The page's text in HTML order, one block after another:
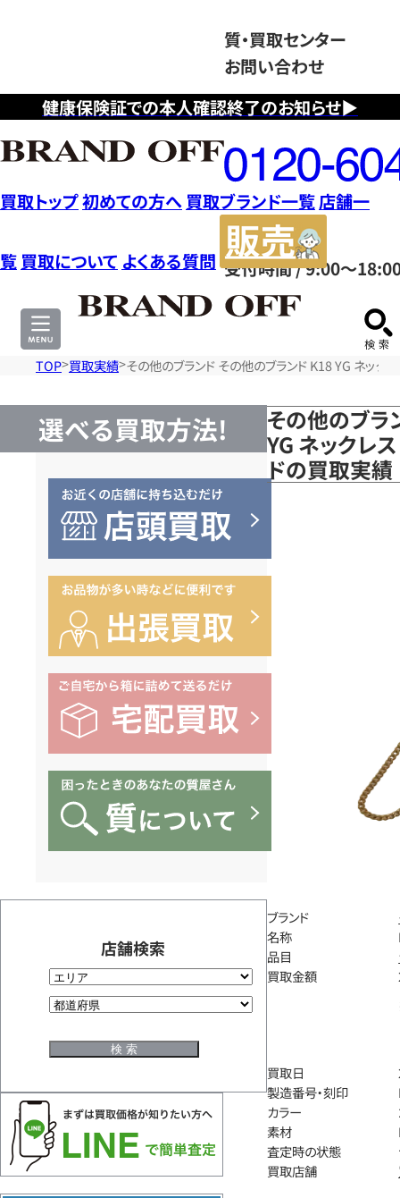
健康保険証での本人確認終了のお知らせ▶
質・買取センター
お問い合わせ
フ
リ
ー
ダ
イ
ヤ
ル
0120604117
受付時間 / 9:00～
買取トップ初めての方へ 買取ブランド一覧店舗一
覧 買取について よくある質問
サ
TOP 買取実績 その他のブランド その他のブランド K18 YG ネック
選べる買取方法!
店舗検索
その他のブラ
YG ネックレ
ドの買取実績
ブランド
名称
品目
買取金額
買取日
製造番号・刻印
カラー
素材
査定時の状態
買取店舗